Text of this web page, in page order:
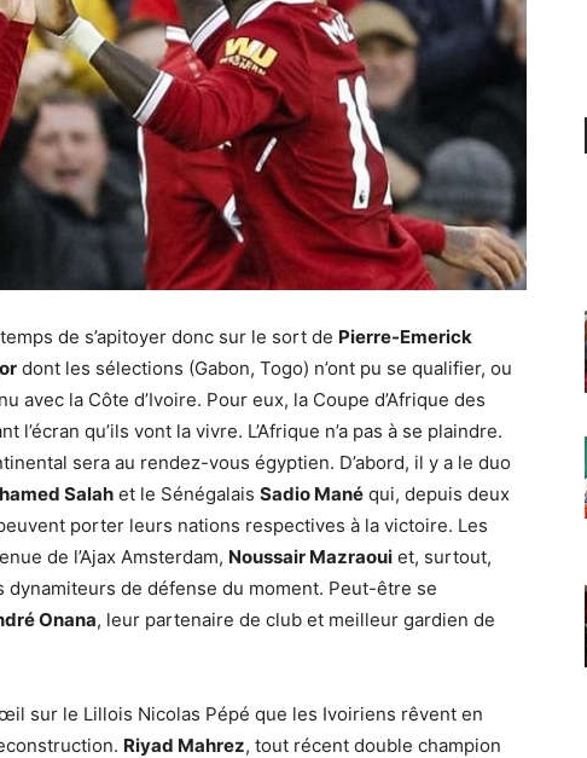
de s’apitoyer donc sur le sort de Pierre-Emerick
dont les sélections (Gabon, Togo) n’ont pu se qualifier, ou
avec la Côte d’Ivoire. Pour eux, la Coupe d’Afrique des
l’écran qu’ils vont la vivre. L’Afrique n’a pas à se plaindre.
sera au rendez-vous égyptien. D’abord, il y a le duo
Salah et le Sénégalais Sadio Mané qui, depuis deux
porter leurs nations respectives à la victoire. Les
de l’Ajax Amsterdam, Noussair Mazraoui et, surtout,
dynamiteurs de défense du moment. Peut-être se
Onana, leur partenaire de club et meilleur gardien de
sur le Lillois Nicolas Pépé que les Ivoiriens rêvent en
Riyad Mahrez, tout récent double champion